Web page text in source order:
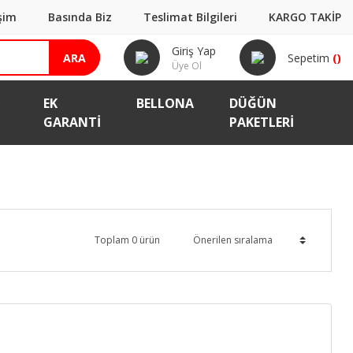
Basında Biz Teslimat Bilgileri KARGO TAKİP
ARA Giriş Yap
Üye Ol
Sepetim ()
EK
GARANTI
BELLONA
DÜĞÜN
PAKETLERİ
Toplam 0 ürün